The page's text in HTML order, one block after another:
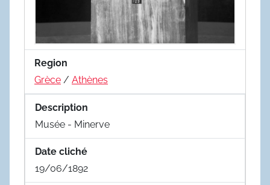
Region
Grèce / Athènes
Description
Musée - Minerve
Date cliché
19/06/1892